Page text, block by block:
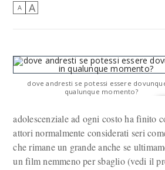
A A
dove andresti se potessi essere
qualunque momento?
adolescenziale ad ogni costo ha finito
attori normalmente considerati seri
che rimane un grande anche se
un film nemmeno per sbaglio (vedi il